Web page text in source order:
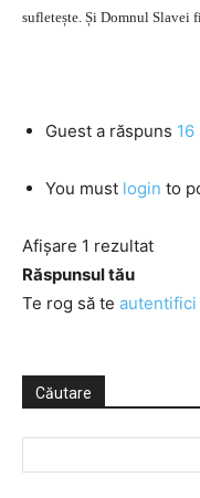
sufletește. Și Domnul Slavei
Guest a răspuns 16
You must login to
Afișare 1 rezultat
Răspunsul tău
Te rog să te autentifici
Căutare